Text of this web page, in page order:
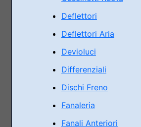
Deflettori
Deflettori Aria
Devioluci
Differenziali
Dischi Freno
Fanaleria
Fanali Anteriori